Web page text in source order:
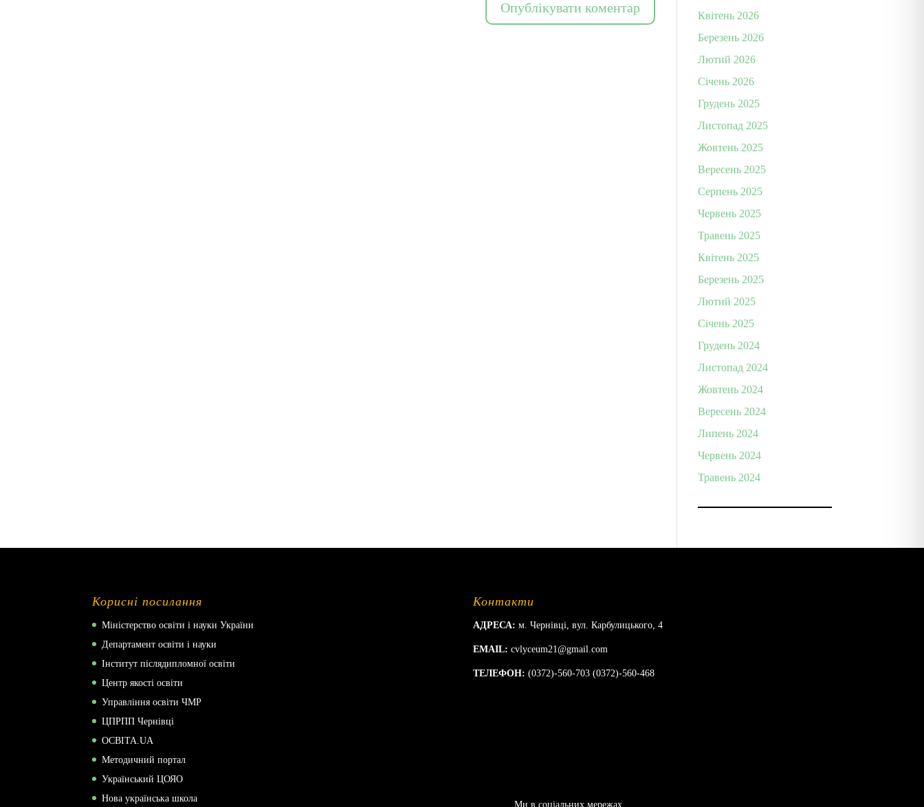
Квітень 2026
Березень 2026
Лютий 2026
Січень 2026
Грудень 2025
Листопад 2025
Жовтень 2025
Вересень 2025
Серпень 2025
Червень 2025
Травень 2025
Квітень 2025
Березень 2025
Лютий 2025
Січень 2025
Грудень 2024
Листопад 2024
Жовтень 2024
Вересень 2024
Липень 2024
Червень 2024
Травень 2024
Корисні посилання
Міністерство освіти і науки України
Департамент освіти і науки
Інститут післядипломної освіти
Центр якості освіти
Управління освіти ЧМР
ЦПРПП Чернівці
ОСВІТА.UA
Методичний портал
Український ЦОЯО
Нова українська школа
Контакти
АДРЕСА: м. Чернівці, вул. Карбулицького, 4
EMAIL: cvlyceum21@gmail.com
ТЕЛЕФОН:(0372)-560-703 (0372)-560-468
Ми в соціальних мережах